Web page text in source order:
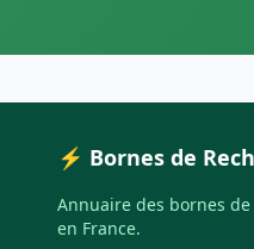
⚡ Bornes de
Annuaire des bornes
en France.